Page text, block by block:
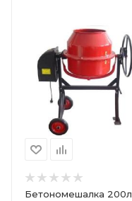
Бетономешалка 200л